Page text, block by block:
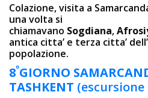
Colazione, visita a
una volta si
chiamavano Sogdiana,
antica citta’ e terza citta’
popolazione.
8ºGIORNO
TASHKENT (escursione